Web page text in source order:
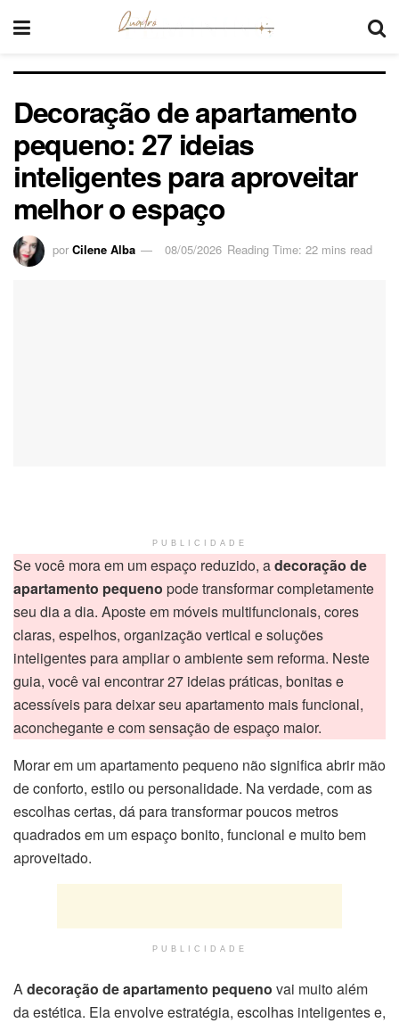
Decoração de apartamento
pequeno: 27 ideias
inteligentes para aproveitar
melhor o espaço
por Cilene Alba 08/05/2026 Reading Time: 22 mins read
PUBLICIDADE
Se você mora em um espaço reduzido, adecoração de
apartamento pequeno pode transformar completamente
seu dia a dia. Aposte em móveis multifuncionais, cores
claras, espelhos, organização vertical e soluções
inteligentes para ampliar o ambiente sem reforma. Neste
guia, você vai encontrar 27 ideias práticas, bonitas e
acessíveis para deixar seu apartamento mais funcional,
aconchegante e com sensação de espaço maior.
Morar em um apartamento pequeno não significa abrir mão
de conforto, estilo ou personalidade. Na verdade, com as
escolhas certas, dá para transformar poucos metros
quadrados em um espaço bonito, funcional e muito bem
aproveitado.
PUBLICIDADE
Adecoração de apartamento pequeno vai muito além
da estética. Ela envolve estratégia, escolhas inteligentes e,